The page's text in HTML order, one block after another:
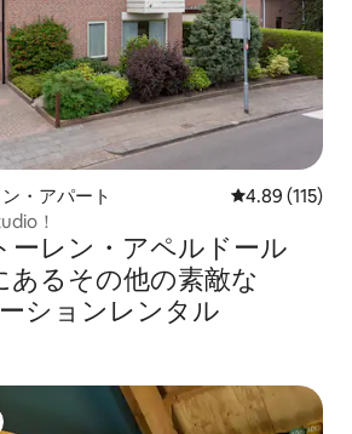
・アパート レビュー115
4.89 (115)
！
ーレン・アペルドール
あ⁠るそ⁠の⁠他⁠の素⁠敵⁠な
シ⁠ョ⁠ン⁠レ⁠ン⁠タ⁠ル